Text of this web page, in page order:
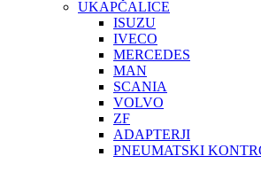
UKAPČALICE
ISUZU
IVECO
MERCEDES
MAN
SCANIA
VOLVO
ZF
ADAPTERJI
PNEUMATSKI